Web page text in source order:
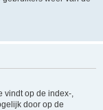
vindt op de index-,
door op de